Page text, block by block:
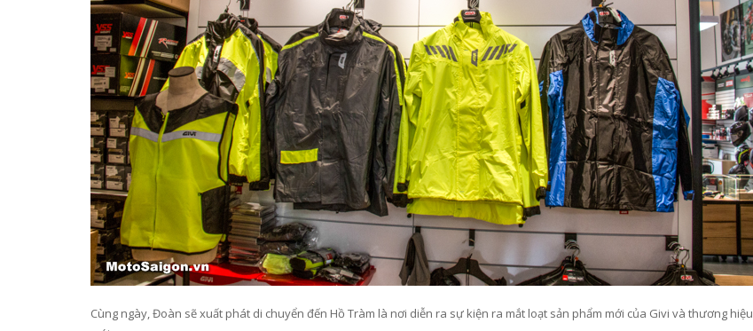
Cùng ngày, Đoàn sẽ xuất phát di chuyển đến Hồ Tràm là nơi diễn ra sự kiện ra mắt loạt sản phẩm mới của Givi và thương hiệu